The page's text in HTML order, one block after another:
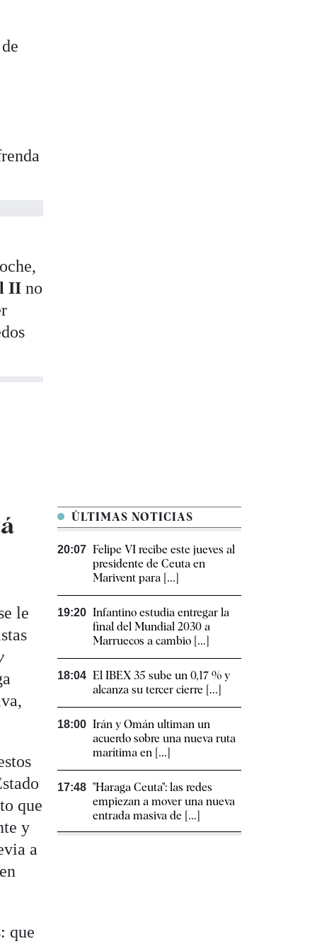
II no
le
que
y
a
que
ÚLTIMAS NOTICIAS
20:07 Felipe VI recibe este jueves al
presidente de Ceuta en
Marivent para [...]
19:20 Infantino estudia entregar la
final del Mundial 2030 a
Marruecos a cambio [...]
18:04 El IBEX 35 sube un 0,17 % y
alcanza su tercer cierre [...]
18:00 Irán y Omán ultiman un
acuerdo sobre una nueva ruta
marítima en [...]
17:48 "Haraga Ceuta": las redes
empiezan a mover una nueva
entrada masiva de [...]